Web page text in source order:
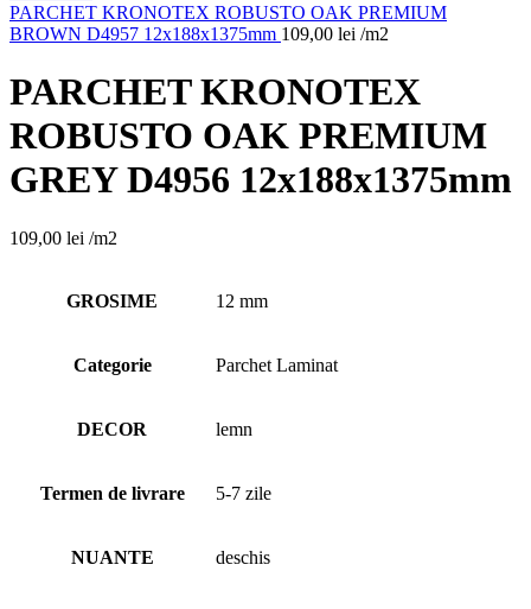
PARCHET KRONOTEX ROBUSTO OAK PREMIUM
BROWN D4957 12x188x1375mm 109,00 lei /m2
PARCHET KRONOTEX
ROBUSTO OAK PREMIUM
GREY D4956 12x188x1375mm
109,00 lei /m2
GROSIME 12 mm
Categorie Parchet Laminat
DECOR lemn
Termen de livrare 5-7 zile
NUANTE deschis